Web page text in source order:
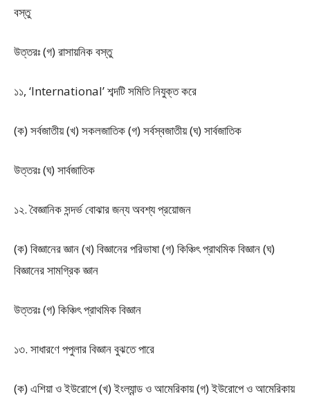
বস্তু
উত্তরঃ (গ) রাসায়নিক বস্তু
১১, ‘International’ শব্দটি সমিতি নিযুক্ত করে
(ক) সর্বজাতীয় (খ) সকলজাতিক (গ) সর্বস্বজাতীয় (ঘ) সার্বজাতিক
উত্তরঃ (ঘ) সার্বজাতিক
১২. বৈজ্ঞানিক সন্দর্ভ বোঝার জন্য অবশ্য প্রয়োজন
(ক) বিজ্ঞানের জ্ঞান (খ) বিজ্ঞানের পরিভাষা (গ) কিঞ্চিৎ প্রাথমিক বিজ্ঞান (ঘ)
বিজ্ঞানের সামগ্রিক জ্ঞান
উত্তরঃ (গ) কিঞ্চিৎ প্রাথমিক বিজ্ঞান
১৩. সাধারণে পপুলার বিজ্ঞান বুঝতে পারে
(ক) এশিয়া ও ইউরোপে (খ) ইংল্যান্ড ও আমেরিকায় (গ) ইউরোপে ও আমেরিকায়